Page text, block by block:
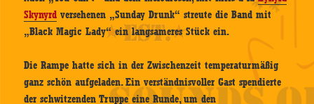
Skynyrd versehenen „Sunday Drunk“ streute die Band mit
„Black Magic Lady“ ein langsameres Stück ein.
Die Rampe hatte sich in der Zwischenzeit temperaturmäßig
ganz schön aufgeladen. Ein verständnisvoller Gast spendierte
der schwitzenden Truppe eine Runde, um den